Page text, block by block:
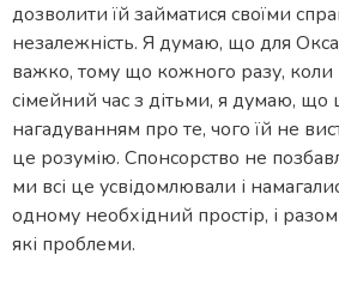
дозволити їй займатися своїми
незалежність. Я думаю, що для
важко, тому що кожного разу,
сімейний час з дітьми, я думаю, що
нагадуванням про те, чого їй не
це розумію. Спонсорство не
ми всі це усвідомлювали і
одному необхідний простір, і
які проблеми.